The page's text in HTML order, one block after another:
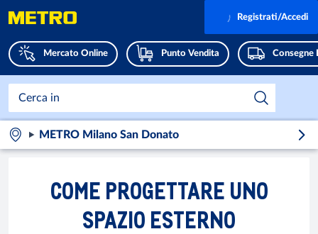
Mercato Online Punto Vendita Consegne
Registrati/Accedi
METRO Milano San Donato
COME PROGETTARE UNO
SPAZIO ESTERNO